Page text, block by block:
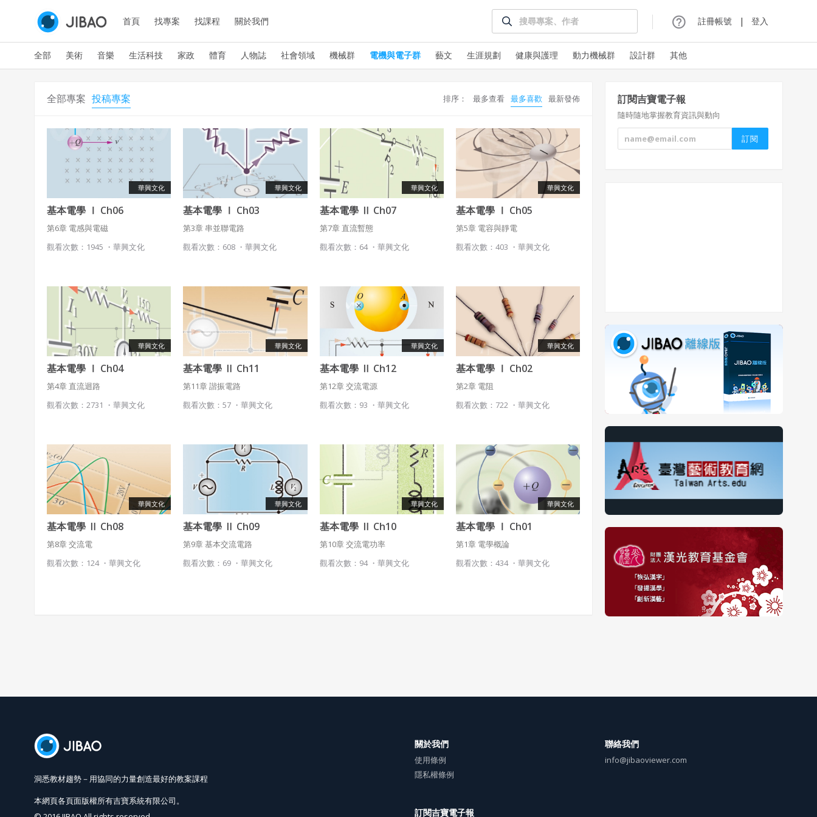
首頁 找專案 找課程 關於我們 註冊帳號 | 登入
全部 美術 音樂 生活科技 家政 體育 人物誌 社會領域 機械群 電機與電子群 藝文 生涯規劃 健康與護理 動力機械群 設計群 其他
全部專案 投稿專案 排序： 最多查看 最多喜歡 最新發佈
華興文化
基本電學 Ⅰ Ch06
第6章 電感與電磁
觀看次數：1945 ・ 華興文化
華興文化
基本電學 Ⅰ Ch03
第3章 串並聯電路
觀看次數：608 ・華興文化
華興文化
基本電學 Ⅱ Ch07
第7章 直流暫態
觀看次數：64 ・ 華興文化
華興文化
基本電學 Ⅰ Ch05
第5章 電容與靜電
觀看次數：403 ・ 華興文化
華興文化
基本電學 Ⅰ Ch04
第4章 直流迴路
觀看次數：2731 ・ 華興文化
華興文化
基本電學 Ⅱ Ch11
第11章 諧振電路
觀看次數：57 ・華興文化
華興文化
基本電學 Ⅱ Ch12
第12章 交流電源
觀看次數：93 ・ 華興文化
華興文化
基本電學 Ⅰ Ch02
第2章 電阻
觀看次數：722 ・ 華興文化
華興文化
基本電學 Ⅱ Ch08
第8章 交流電
觀看次數：124 ・ 華興文化
華興文化
基本電學 Ⅱ Ch09
第9章 基本交流電路
觀看次數：69 ・華興文化
華興文化
基本電學 Ⅱ Ch10
第10章 交流電功率
觀看次數：94 ・ 華興文化
華興文化
基本電學 Ⅰ Ch01
第1章 電學概論
觀看次數：434 ・ 華興文化
訂閱吉寶電子報
隨時隨地掌握教育資訊與動向
還沒有註冊帳號嗎？點擊
隱私政策
已經有註冊帳號了嗎？點擊 立刻登入
二、會員規範
違反前項約定者，本系統得終止會員資格。
會員得於本系統內使用授權內容，除經著作權人有標示採取創用CC
授權或其他授權者，會員不得重製、轉載、散布或類似方法流通授
權內容。
本系統防盜拷措施或類似措施，會員不得予以破解、破壞或以其他
方法規避。
會員使用本系統之費用，由吉寶系統公司定之並按月收取。吉寶系
統公司得不定期公告與調整費用。
四、會員授權
於該著作權存續期間內無償使用，包括再授權之權利。
本條約定不因本合約終止而失效。
五、聲明保證
會員聲明並保證會員於使用本系統時創作、上傳或張貼的著作物，
會員享有所有權或經合法授權。
如會員違反前項約定致吉寶系統公司遭追訴、請求或求償者，吉寶
系統公司應立即通知會員，必要時本系統得移除爭議內容。會員應
協助相關程序並負擔吉寶系統公司因此所生支出（包括律師費
六、終止
會員違反本合約或本系統任一規定者，吉寶系統公司得終止本合
本合約終止後，會員不得對吉寶系統公司主張任何費用、補償或賠
償。
七、合意管轄
雙方合意專以臺灣臺北地方法院為第一審管轄法院。
同意上述條款，確定註冊
洞悉教材趨勢－用協同的力量創造最好的教案課程
本網頁各頁面版權所有吉寶系統有限公司。
關於我們
使用條例
隱私權條例
聯絡我們
info@jibaoviewer.com
訂閱吉寶電子報